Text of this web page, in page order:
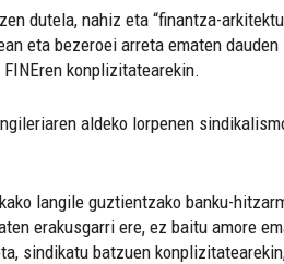
dutela, nahiz eta “finantza-
eta bezeroei arreta ematen
konplizitatearekin.
aldeko lorpenen
langile guztientzako banku-
erakusgarri ere, ez baitu amore
sindikatu batzuen